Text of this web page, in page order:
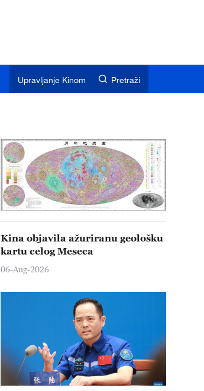
Upravljanje Kinom Pretraži
Kina objavila ažuriranu geološku
kartu celog Meseca
06-Aug-2026